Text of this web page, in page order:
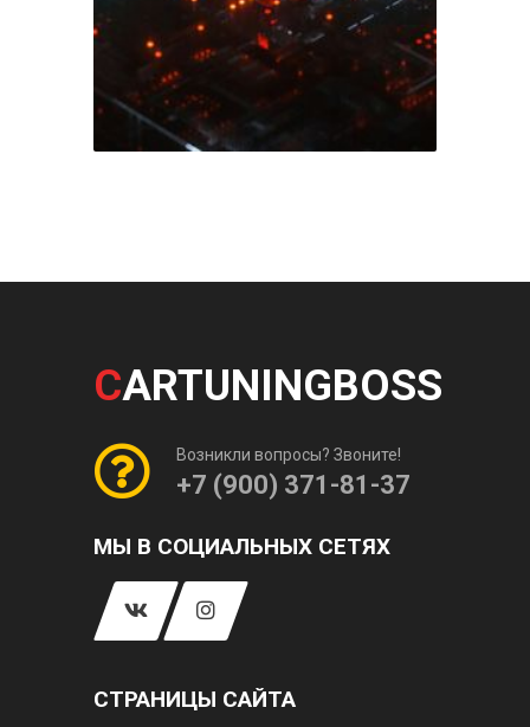
CARTUNINGBOSS
Возникли вопросы? Звоните!
+7 (900) 371-81-37
МЫ В СОЦИАЛЬНЫХ СЕТЯХ
СТРАНИЦЫ САЙТА